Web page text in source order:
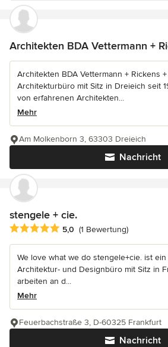
Architekten BDA Vettermann +
Architekten BDA Vettermann + Rickens
Architekturbüro mit Sitz in Dreieich seit
von erfahrenen Architekten...
Mehr
Nachricht
Am Molkenborn 3, 63303 Dreieich
stengele + cie.
Durchschnittliche Bewertung: 5 von 5
5,0 (1 Bewertung)
We love what we do stengele+cie. ist
Architektur- und Designbüro mit Sitz in
arbeiten an d...
Mehr
Nachricht
Feuerbachstraße 3, D-60325 Frankfurt